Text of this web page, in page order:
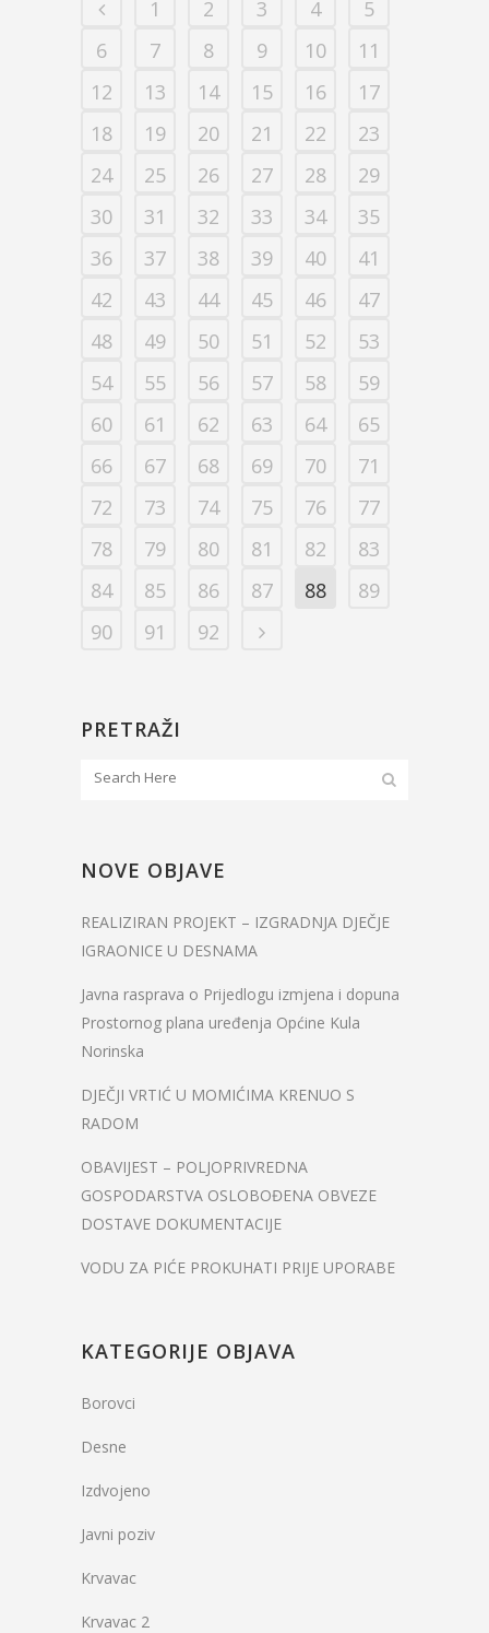
1 2 3 4
5
6
7 8 9 10
11
12
13 14 15 16
17
18
19 20 21 22
23
24
25 26 27 28
29
30
31 32 33 34
35
36
37 38 39 40
41
42
43 44 45 46
47
48
49 50 51 52
53
54
55 56 57 58
59
60
61 62 63 64
65
66
67 68 69 70
71
72
73 74 75 76
77
78
79 80 81 82
83
84
85 86 87 88
89
90
91 92
PRETRAŽI
NOVE OBJAVE
REALIZIRAN PROJEKT – IZGRADNJA DJEČJE
IGRAONICE U DESNAMA
Javna rasprava o Prijedlogu izmjena i dopuna
Prostornog plana uređenja Općine Kula
Norinska
DJEČJI VRTIĆ U MOMIĆIMA KRENUO S
RADOM
OBAVIJEST – POLJOPRIVREDNA
GOSPODARSTVA OSLOBOĐENA OBVEZE
DOSTAVE DOKUMENTACIJE
VODU ZA PIĆE PROKUHATI PRIJE UPORABE
KATEGORIJE OBJAVA
Borovci
Desne
Izdvojeno
Javni poziv
Krvavac
Krvavac 2